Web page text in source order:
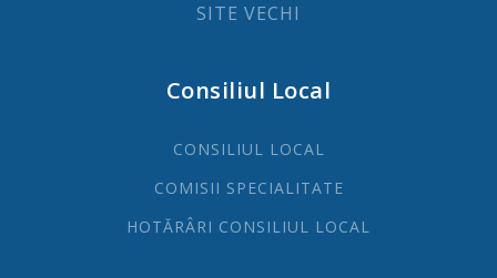
SITE VECHI
Consiliul Local
CONSILIUL LOCAL
COMISII SPECIALITATE
HOTĂRÂRI CONSILIUL LOCAL